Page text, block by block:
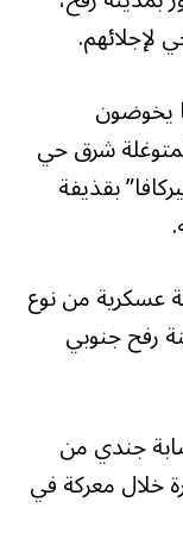
يخوضون
شرق حي
بقذيفة
عسكرية من نوع
105 في مدينة رفح جنوبي
جندي من
خلال معركة في